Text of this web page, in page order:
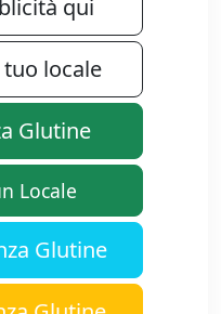
qui
locale
Glutine
Locale
Glutine